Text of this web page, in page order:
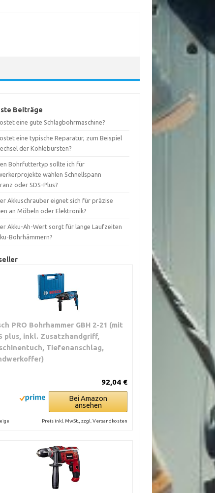
Beiträge
eine gute Schlagbohrmaschine?
eine typische Reparatur, zum Beispiel
der Kohlebürsten?
Bohrfuttertyp sollte ich für
wählen Schnellspann
oder SDS-Plus?
Akkuschrauber eignet sich für präzise
an Möbeln oder Elektronik?
Akku-Ah-Wert sorgt für lange Laufzeiten
Bohrhämmern?
PRO Bohrhammer GBH 2-21 (mit
plus, inkl. Zusatzhandgriff,
Tiefenanschlag,
92,04 €
Bei Amazon
ansehen
Preis inkl. MwSt., zzgl. Versandkosten